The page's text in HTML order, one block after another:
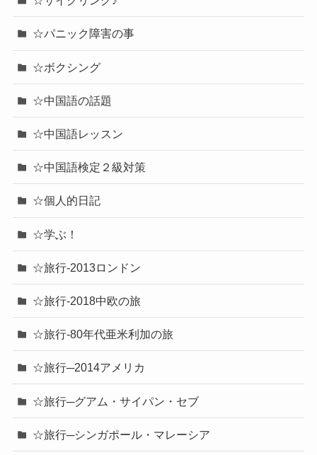
☆パニック障害の事
☆ボクシング
☆中国語の話題
☆中国語レッスン
☆中国語検定２級対策
☆個人的日記
☆学ぶ！
☆旅行-2013ロンドン
☆旅行-2018中欧の旅
☆旅行-80年代亜米利加の旅
☆旅行─2014アメリカ
☆旅行─グアム・サイパン・セブ
☆旅行─シンガポール・マレーシア